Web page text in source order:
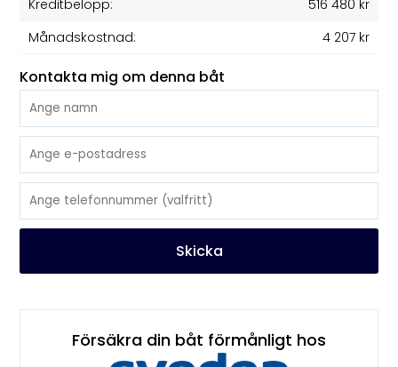
Kreditbelopp:
516 480 kr
Månadskostnad:
4 207 kr
Kontakta mig om denna båt
Skicka
Försäkra din båt förmånligt hos